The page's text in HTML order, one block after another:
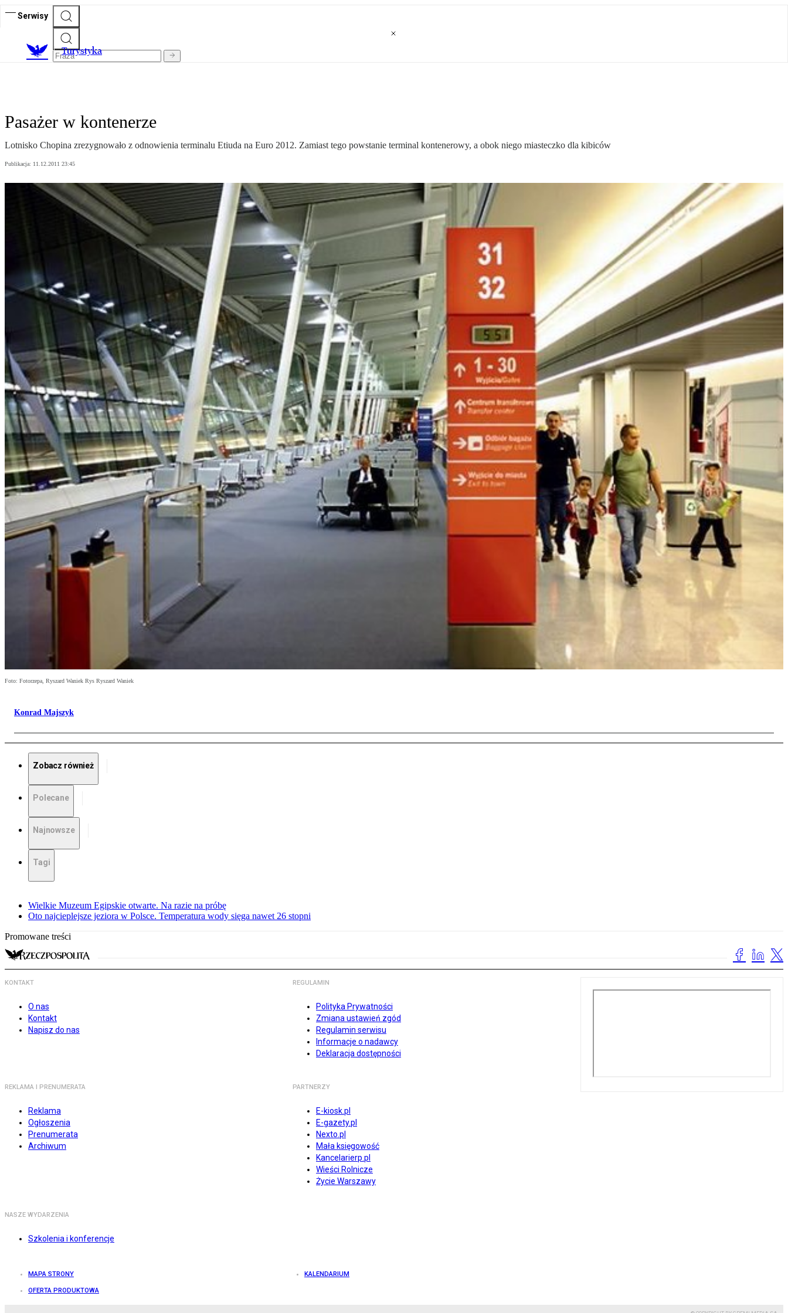
Serwisy
Turystyka
Pasażer w kontenerze
Lotnisko Chopina zrezygnowało z odnowienia terminalu Etiuda na Euro 2012. Zamiast tego powstanie terminal kontenerowy, a obok niego miasteczko dla kibiców
Publikacja: 11.12.2011 23:45
Foto: Fotorzepa, Ryszard Waniek Rys Ryszard Waniek
Konrad Majszyk
Zobacz również
Polecane
Najnowsze
Tagi
Wielkie Muzeum Egipskie otwarte. Na razie na próbę
Oto najcieplejsze jeziora w Polsce. Temperatura wody sięga nawet 26 stopni
Promowane treści
KONTAKT
O nas
Kontakt
Napisz do nas
REGULAMIN
Polityka Prywatności
Zmiana ustawień zgód
Regulamin serwisu
Informacje o nadawcy
Deklaracja dostępności
REKLAMA I PRENUMERATA
Reklama
Ogłoszenia
Prenumerata
Archiwum
PARTNERZY
E-kiosk.pl
E-gazety.pl
Nexto.pl
Mała księgowość
Kancelarierp.pl
Wieści Rolnicze
Życie Warszawy
NASZE WYDARZENIA
Szkolenia i konferencje
MAPA STRONY KALENDARIUM
OFERTA PRODUKTOWA